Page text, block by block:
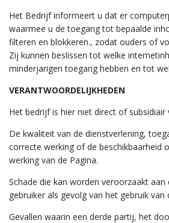
Het Bedrijf informeert u dat er
waarmee u de toegang tot bepaalde
filteren en blokkeren., zodat ouders of
Zij kunnen beslissen tot welke
minderjarigen toegang hebben en tot
VERANTWOORDELIJKHEDEN
Het bedrijf is hier niet direct of
De kwaliteit van de dienstverlening,
correcte werking of de beschikbaarheid
werking van de Pagina.
Schade die kan worden veroorzaakt aan
gebruiker als gevolg van het gebruik van
Gevallen waarin een derde partij, het